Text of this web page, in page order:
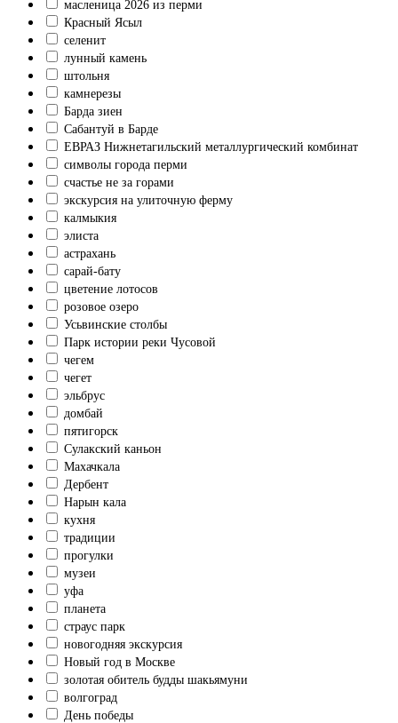
масленица 2026 из перми
Красный Ясыл
селенит
лунный камень
штольня
камнерезы
Барда зиен
Сабантуй в Барде
ЕВРАЗ Нижнетагильский металлургический комбинат
символы города перми
счастье не за горами
экскурсия на улиточную ферму
калмыкия
элиста
астрахань
сарай-бату
цветение лотосов
розовое озеро
Усьвинские столбы
Парк истории реки Чусовой
чегем
чегет
эльбрус
домбай
пятигорск
Сулакский каньон
Махачкала
Дербент
Нарын кала
кухня
традиции
прогулки
музеи
уфа
планета
страус парк
новогодняя экскурсия
Новый год в Москве
золотая обитель будды шакьямуни
волгоград
День победы